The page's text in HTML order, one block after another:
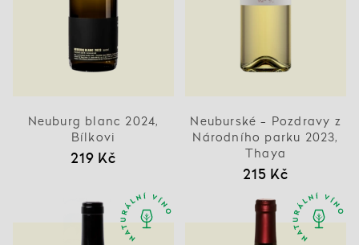
Neuburg blanc 2024,
Bílkovi
219 Kč
Neuburské - Pozdravy z
Národního parku 2023,
Thaya
215 Kč